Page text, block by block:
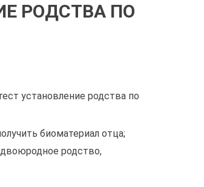
РОДСТВА ПО
установление родства по
биоматериал отца;
родство,